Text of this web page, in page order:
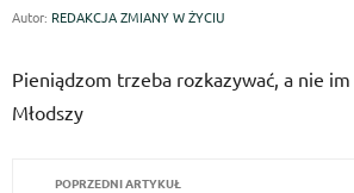
Autor: REDAKCJA ZMIANY W ŻYCIU
Pieniądzom trzeba rozkazywać, a nie im
Młodszy
POPRZEDNI ARTYKUŁ